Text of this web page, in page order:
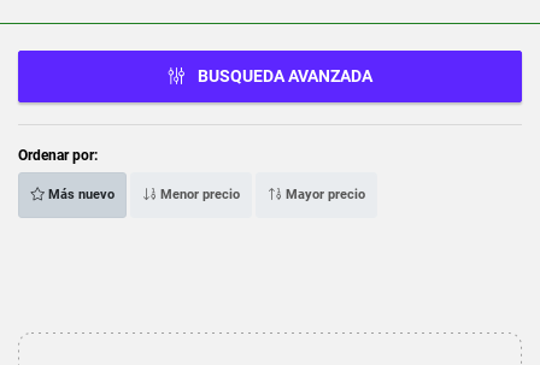
BUSQUEDA AVANZADA
Ordenar por:
Más nuevo Menor precio Mayor precio